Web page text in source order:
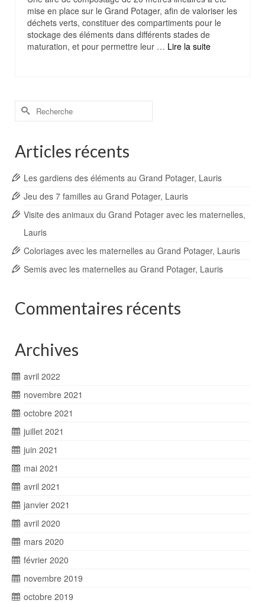
mise en place sur le Grand Potager, afin de valoriser les
déchets verts, constituer des compartiments pour le
stockage des éléments dans différents stades de
maturation, et pour permettre leur … Lire la suite
Rechercher :
Articles récents
Les gardiens des éléments au Grand Potager, Lauris
Jeu des 7 familles au Grand Potager, Lauris
Visite des animaux du Grand Potager avec les maternelles,
Lauris
Coloriages avec les maternelles au Grand Potager, Lauris
Semis avec les maternelles au Grand Potager, Lauris
Commentaires récents
Archives
avril 2022
novembre 2021
octobre 2021
juillet 2021
juin 2021
mai 2021
avril 2021
janvier 2021
avril 2020
mars 2020
février 2020
novembre 2019
octobre 2019